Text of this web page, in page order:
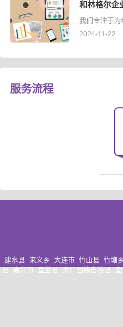
和林格尔企
我们专注于
2024-11-22
服务流程
建水县 来义乡 大连市 竹山县 竹塘
县
嘉兴市 宜兰县 大厂回族自治县